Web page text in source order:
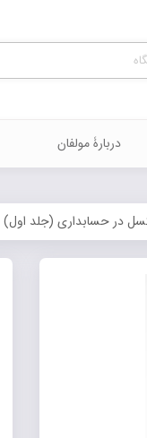
دربارۀ مولفان
در حسابداری (جلد اول)